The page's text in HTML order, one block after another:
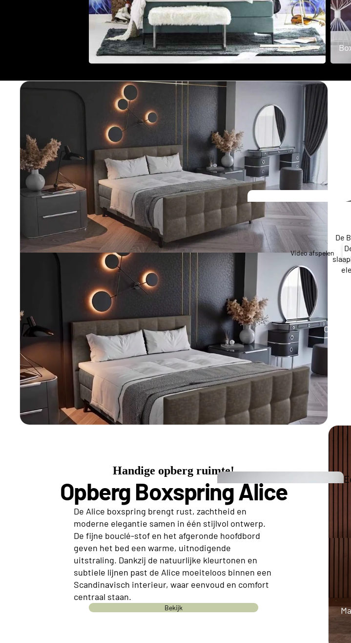
Eenpersoons Budget
Eenpersoons Premium
Twijfelaar
Boxspring
Tweepersoons Budget
Tweepersoons
Video afspelen
De
Handige opberg ruimte!
Opberg Boxspring Alice
De Alice boxspring brengt rust, zachtheid en
moderne elegantie samen in één stijlvol ontwerp.
De fijne bouclé-stof en het afgeronde hoofdbord
geven het bed een warme, uitnodigende
uitstraling. Dankzij de natuurlijke kleurtonen en
subtiele lijnen past de Alice moeiteloos binnen een
Scandinavisch interieur, waar eenvoud en comfort
centraal staan.
Bekijk